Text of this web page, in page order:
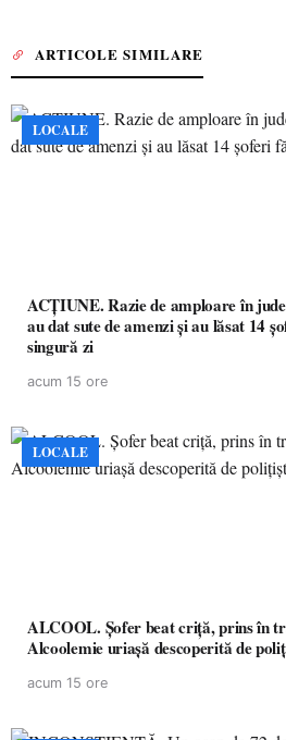
ARTICOLE SIMILARE
LOCALE
ACȚIUNE. Razie de amploare în
au dat sute de amenzi și au lăsat 14
singură zi
acum 15 ore
LOCALE
ALCOOL. Șofer beat criță, prins în
Alcoolemie uriașă descoperită de
acum 15 ore